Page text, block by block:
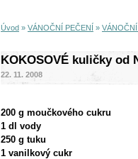
Úvod » VÁNOČNÍ PEČENÍ »
KOKOSOVÉ kuličky od
22. 11. 2008
200 g moučkového cukru
1 dl
vody
250 g tuku
1 vanilkový cukr